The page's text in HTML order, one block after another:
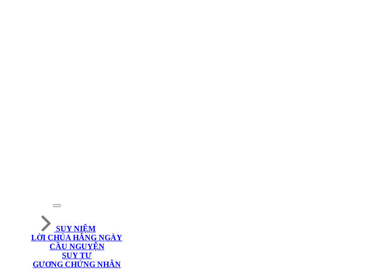
SUY NIỆM
LỜI CHÚA HẰNG NGÀY
CẦU NGUYỆN
SUY TƯ
GƯƠNG CHỨNG NHÂN